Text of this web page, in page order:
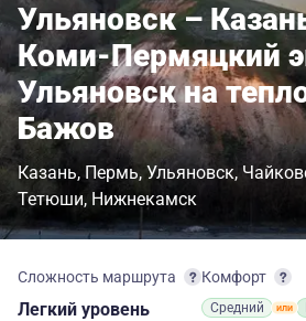
Ульяновск –
Коми-Пермяцкий
Ульяновск на
Бажов
Казань Пермь Ульяновск
Тетюши Нижнекамск
Сложность маршрута
Легкий уровень
Комфорт
Средний